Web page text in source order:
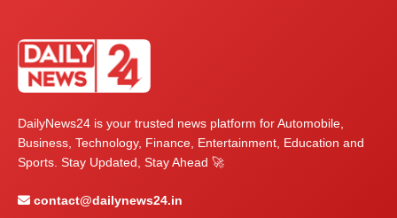
DailyNews24 is your trusted news platform for Automobile,
Business, Technology, Finance, Entertainment, Education and
Sports. Stay Updated, Stay Ahead 🚀
contact@dailynews24.in